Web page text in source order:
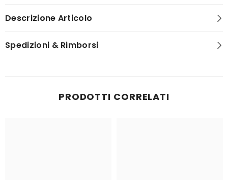
Descrizione Articolo
Spedizioni & Rimborsi
PRODOTTI CORRELATI